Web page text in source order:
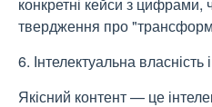
твердження про
6. Інтелектуальна власність
Якісний контент — це